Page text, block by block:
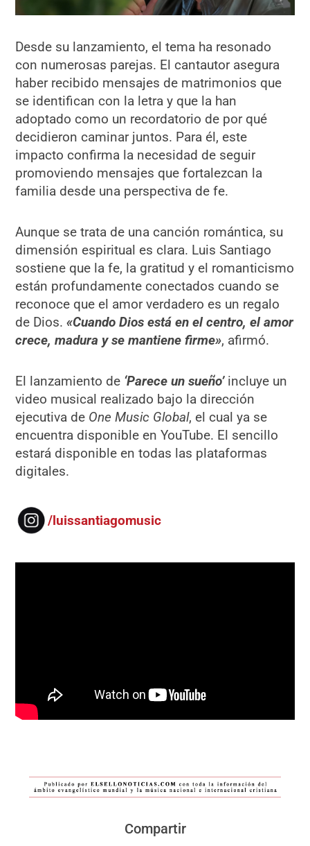
Desde su lanzamiento, el tema ha resonado
con numerosas parejas. El cantautor asegura
haber recibido mensajes de matrimonios que
se identifican con la letra y que la han
adoptado como un recordatorio de por qué
decidieron caminar juntos. Para él, este
impacto confirma la necesidad de seguir
promoviendo mensajes que fortalezcan la
familia desde una perspectiva de fe.
Aunque se trata de una canción romántica, su
dimensión espiritual es clara. Luis Santiago
sostiene que la fe, la gratitud y el romanticismo
están profundamente conectados cuando se
reconoce que el amor verdadero es un regalo
de Dios.«Cuando Dios está en el centro, el amor
crece, madura y se mantiene firme», afirmó.
El lanzamiento de ‘Parece un sueño’ incluye un
video musical realizado bajo la dirección
ejecutiva de One Music Global, el cual ya se
encuentra disponible en YouTube. El sencillo
estará disponible en todas las plataformas
digitales.
/luissantiagomusic
Compartir